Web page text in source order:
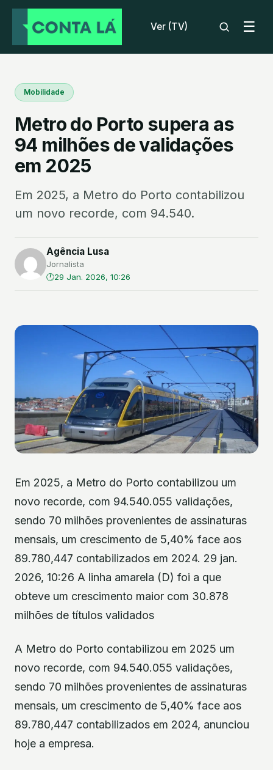
Ver (TV) ☰
Mobilidade
Metro do Porto supera as
94 milhões de validações
em 2025
Em 2025, a Metro do Porto contabilizou
um novo recorde, com 94.540.
Agência Lusa
Jornalista
29 Jan. 2026, 10:26
Em 2025, a Metro do Porto contabilizou um
novo recorde, com 94.540.055 validações,
sendo 70 milhões provenientes de assinaturas
mensais, um crescimento de 5,40% face aos
89.780,447 contabilizados em 2024. 29 jan.
2026, 10:26 A linha amarela (D) foi a que
obteve um crescimento maior com 30.878
milhões de títulos validados
A Metro do Porto contabilizou em 2025 um
novo recorde, com 94.540.055 validações,
sendo 70 milhões provenientes de assinaturas
mensais, um crescimento de 5,40% face aos
89.780,447 contabilizados em 2024, anunciou
hoje a empresa.